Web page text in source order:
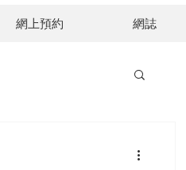
網上預約 網誌